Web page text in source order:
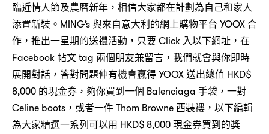
臨近情人節及農曆新年，相信大家都在計劃為自己和家人
添置新裝。MING’s 與來自意大利的網上購物平台 YOOX 合
作，推出一星期的送禮活動，只要 Click 入以下網址，在
Facebook 帖文 tag 兩個朋友兼留言，我們就會與你即時
展開對話，答對問題仲有機會贏得 YOOX 送出總值 HKD$
8,000 的現金券，夠你買到一個 Balenciaga 手袋，一對
Celine boots，或者一件 Thom Browne 西裝褸，以下編輯
為大家精選一系列可以用 HKD$ 8,000 現金券買到的獎